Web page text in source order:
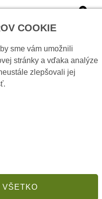
0
pod kamery
COOKIE
sme vám umožnili
stránky a vďaka analýze
zlepšovali jej
VŠETKO